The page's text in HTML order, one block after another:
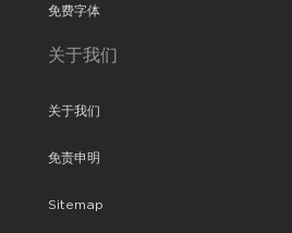
免费字体
关于我们
关于我们
免责申明
Sitemap